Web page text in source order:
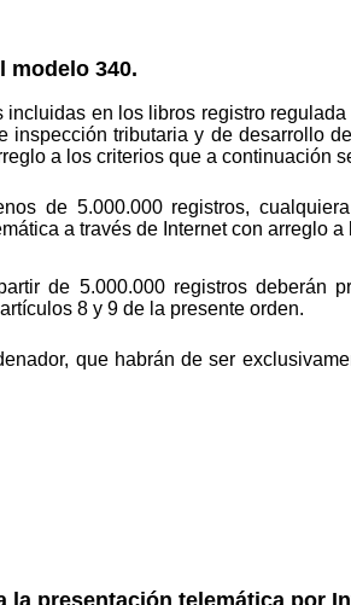
modelo 340.
en los libros registro
inspección tributaria y de desarrollo
a los criterios que a continuación
de 5.000.000 registros,
a través de Internet con arreglo
de 5.000.000 registros deberán
8 y 9 de la presente orden.
que habrán de ser
la presentación telemática por